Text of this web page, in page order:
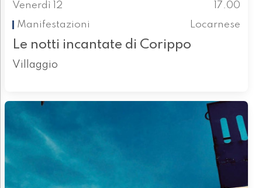
Venerdì 12
17.00
Manifestazioni
Locarnese
Le notti incantate di Corippo
Villaggio